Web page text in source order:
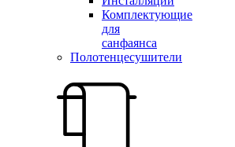
Комплектующие
для
санфаянса
Полотенцесушители